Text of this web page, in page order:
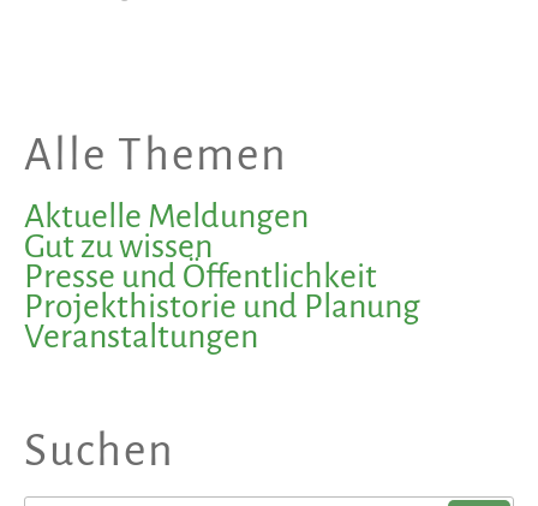
Alle Themen
Aktuelle Meldungen
Gut zu wissen
Presse und Öffentlichkeit
Projekthistorie und Planung
Veranstaltungen
Suchen